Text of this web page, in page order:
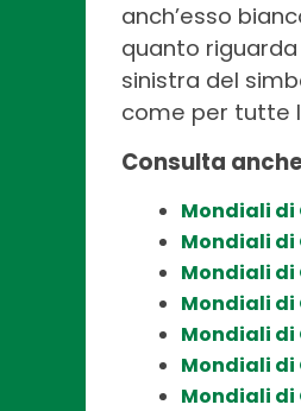
anch’esso
quanto
sinistra del
come per tutte
Consulta
Mondiali di
Mondiali di
Mondiali di
Mondiali di
Mondiali di
Mondiali di
Mondiali di